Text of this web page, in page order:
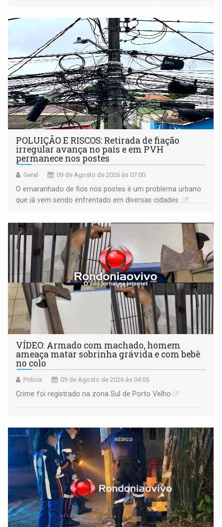
POLUIÇÃO E RISCOS: Retirada de fiação
irregular avança no país e em PVH
permanece nos postes
Geral 09 de Agosto de 2026 às 07:00
O emaranhado de fios nos postes é um problema urbano
que já vem sendo enfrentado em diversas cidades
VÍDEO: Armado com machado, homem
ameaça matar sobrinha grávida e com bebê
no colo
Polícia 09 de Agosto de 2026 às 04:05
Crime foi registrado na zona Sul de Porto Velho